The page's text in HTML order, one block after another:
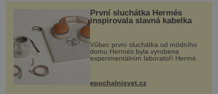
První sluchátka Hermés
inspirovala slavná kabelka
Vůbec první sluchátka od módního
domu Hermès byla vyrobena
experimentálním laboratoří Hermès
kovový...
epochalnisvet.cz